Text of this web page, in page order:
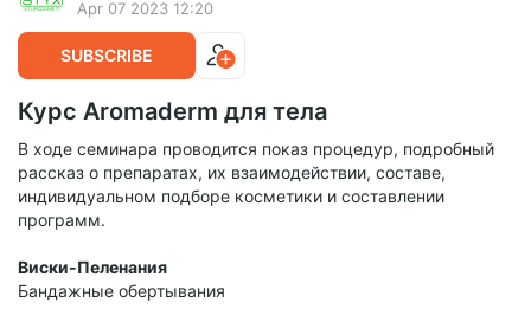
Apr 07 2023 12:20
SUBSCRIBE
Курс Aromaderm для тела
В ходе семинара проводится показ процедур, подробный
рассказ о препаратах, их взаимодействии, составе,
индивидуальном подборе косметики и составлении
программ.
Виски-Пеленания
Бандажные обертывания